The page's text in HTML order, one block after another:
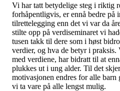
Vi har tatt betydelige steg i riktig
forhåpentligvis, er ennå bedre på
tilrettelegging enn det vi var da
stilte opp på verdiseminaret vi
tusen takk til dere som i høst
verdier, og hva de betyr i praksis.
med verdiene, har bidratt til at
plukkes ut i ung alder. Til det
motivasjonen endres for alle
vi ta vare på alle lengst mulig.